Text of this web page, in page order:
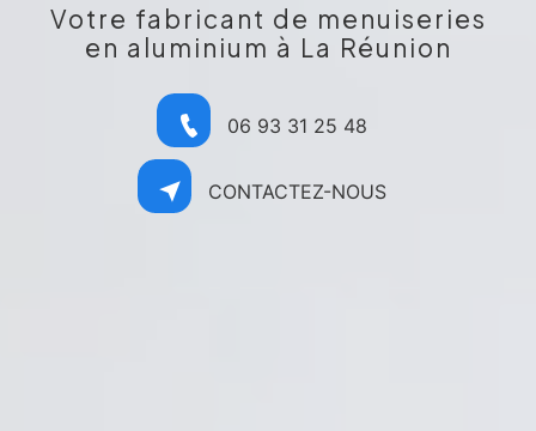
Votre fabricant de menuiseries
en aluminium à La Réunion
06 93 31 25 48
CONTACTEZ-NOUS